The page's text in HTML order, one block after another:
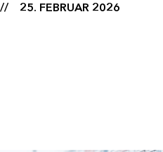
25. FEBRUAR 2026